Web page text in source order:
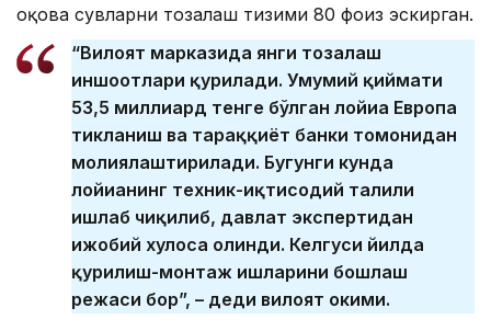
оқова сувларни тозалаш тизими 80 фоиз эскирган.
“Вилоят марказида янги тозалаш
иншоотлари қурилади. Умумий қиймати
53,5 миллиард тенге бўлган лойиҳа Европа
тикланиш ва тараққиёт банки томонидан
молиялаштирилади. Бугунги кунда
лойиҳанинг техник-иқтисодий таҳлили
ишлаб чиқилиб, давлат экспертидан
ижобий хулоса олинди. Келгуси йилда
қурилиш-монтаж ишларини бошлаш
режаси бор”, – деди вилоят ҳокими.